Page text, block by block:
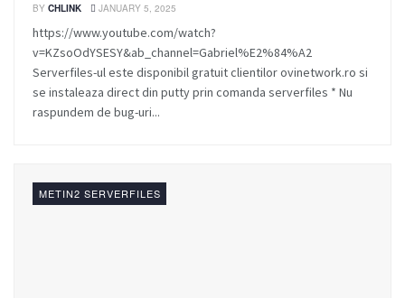
BY CHLINK JANUARY 5, 2025
https://www.youtube.com/watch?
v=KZsoOdYSESY&ab_channel=Gabriel%E2%84%A2
Serverfiles-ul este disponibil gratuit clientilor ovinetwork.ro si
se instaleaza direct din putty prin comanda serverfiles * Nu
raspundem de bug-uri...
METIN2 SERVERFILES